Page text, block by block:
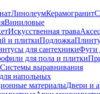
ЛинолеумКерамогранит
Виниловые
Искусственная трава
и плиткиПодложка
для сантехникиФуги
для пола и плитки
Системы выравнивания
напольных
материалыДвери и